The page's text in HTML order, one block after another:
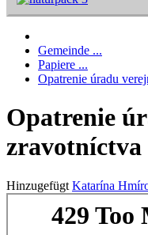
Gemeinde ...
Papiere ...
Opatrenie úradu
Opatrenie
zravotníctva
Hinzugefügt Katarína